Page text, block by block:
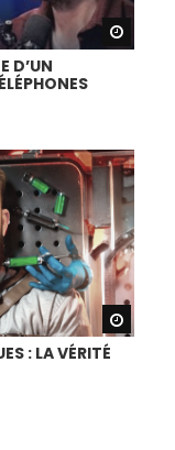
D’UN
: LA VÉRITÉ